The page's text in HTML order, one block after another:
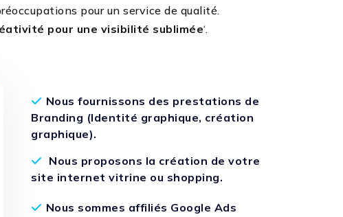
pour un service de qualité.
pour une visibilité sublimée‘.
Nous fournissons des prestations de
Branding (Identité graphique, création
graphique).
Nous proposons la création de votre
site internet vitrine ou shopping.
Nous sommes affiliés Google Ads